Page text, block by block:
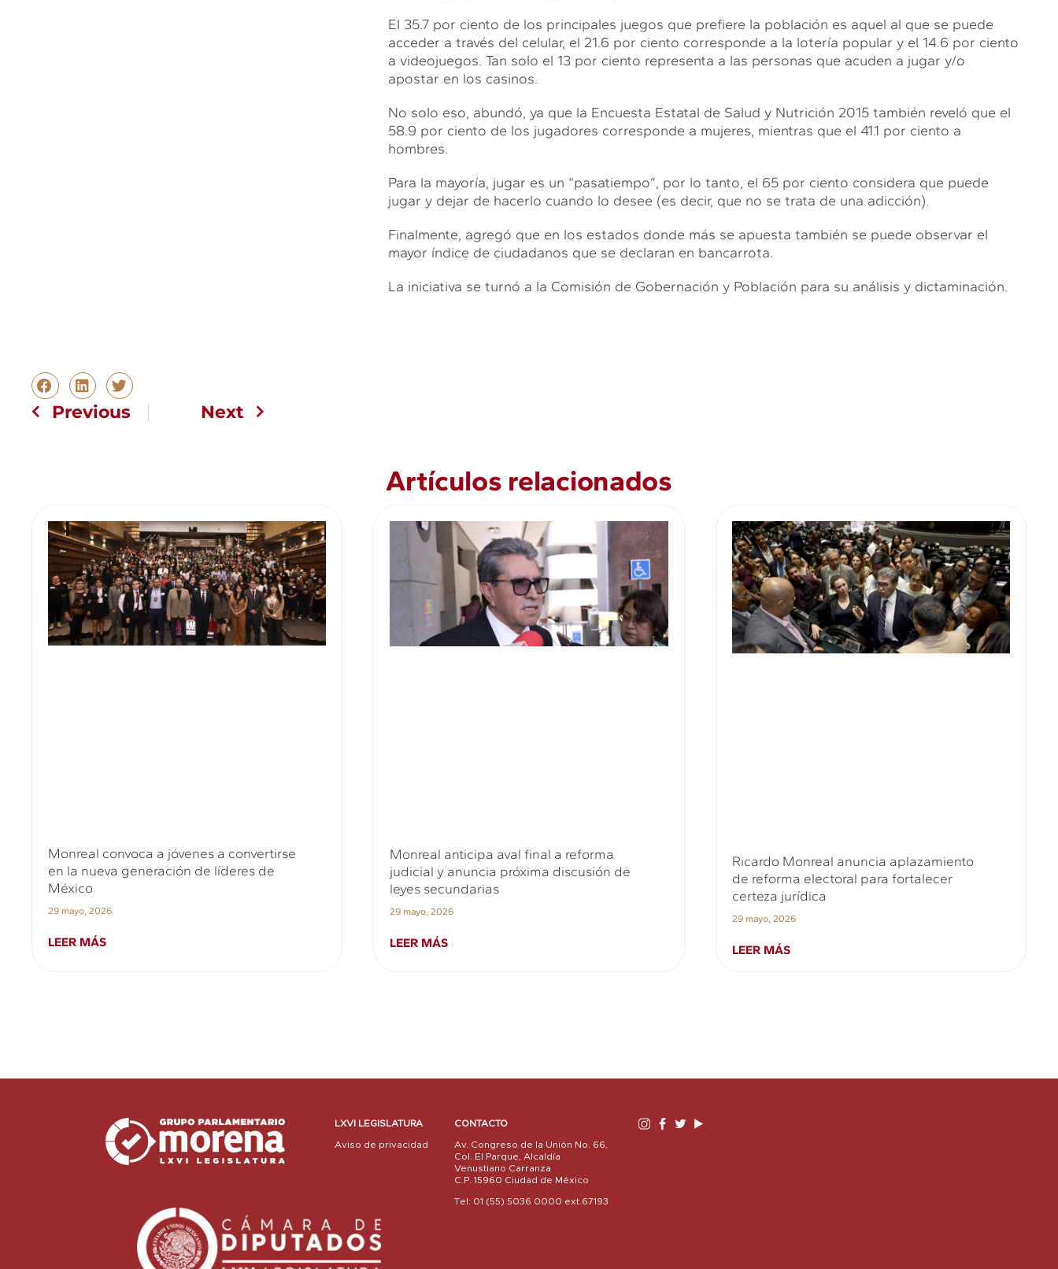
El 35.7 por ciento de los principales juegos que prefiere la población es aquel al que se puede
acceder a través del celular, el 21.6 por ciento corresponde a la lotería popular y el 14.6 por ciento
a videojuegos. Tan solo el 13 por ciento representa a las personas que acuden a jugar y/o
apostar en los casinos.
No solo eso, abundó, ya que la Encuesta Estatal de Salud y Nutrición 2015 también reveló que el
58.9 por ciento de los jugadores corresponde a mujeres, mientras que el 41.1 por ciento a
hombres.
Para la mayoría, jugar es un “pasatiempo”, por lo tanto, el 65 por ciento considera que puede
jugar y dejar de hacerlo cuando lo desee (es decir, que no se trata de una adicción).
Finalmente, agregó que en los estados donde más se apuesta también se puede observar el
mayor índice de ciudadanos que se declaran en bancarrota.
La iniciativa se turnó a la Comisión de Gobernación y Población para su análisis y dictaminación.
Previous Next
Artículos relacionados
Monreal convoca a jóvenes a convertirse
en la nueva generación de líderes de
México
29 mayo, 2026
LEER MÁS
Monreal anticipa aval final a reforma
judicial y anuncia próxima discusión de
leyes secundarias
29 mayo, 2026
LEER MÁS
Ricardo Monreal anuncia aplazamiento
de reforma electoral para fortalecer
certeza jurídica
29 mayo, 2026
LEER MÁS
LXVI LEGISLATURA
Aviso de privacidad
CONTACTO
Av. Congreso de la Unión No. 66,
Col. El Parque, Alcaldía
Venustiano Carranza
C.P. 15960 Ciudad de México
Tel: 01 (55) 5036 0000 ext.67193